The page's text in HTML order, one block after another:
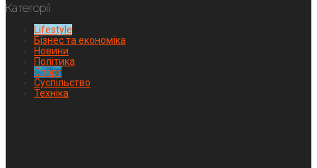
Категорії
Lifestyle
Бізнес та економіка
Новини
Політика
Спорт
Суспільство
Техніка